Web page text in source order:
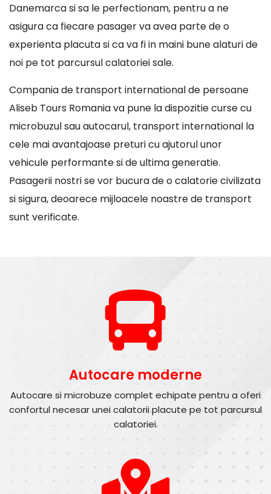
Danemarca si sa le perfectionam, pentru a ne
asigura ca fiecare pasager va avea parte de o
experienta placuta si ca va fi in maini bune alaturi de
noi pe tot parcursul calatoriei sale.
Compania de transport international de persoane
Aliseb Tours Romania va pune la dispozitie curse cu
microbuzul sau autocarul, transport international la
cele mai avantajoase preturi cu ajutorul unor
vehicule performante si de ultima generatie.
Pasagerii nostri se vor bucura de o calatorie civilizata
si sigura, deoarece mijloacele noastre de transport
sunt verificate.
Autocare moderne
Autocare si microbuze complet echipate pentru a oferi
confortul necesar unei calatorii placute pe tot parcursul
calatoriei.